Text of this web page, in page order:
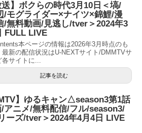
送】ボクらの時代3月10日＜塙/
/モグライダー×ナイツ×錦鯉/漫
/無料動画/見逃し/tver＞2024年3
FULL LIVE
本ページの情報は2026年3月時点のも
最新の配信状況はU-NEXTサイト/DMMTVサ
各サイトに...
記事を読む
】ゆるキャン△season3第1話
/アニメ/無料配信/フル/season3/
ーズ/tver＞2024年4月4日 LIVE